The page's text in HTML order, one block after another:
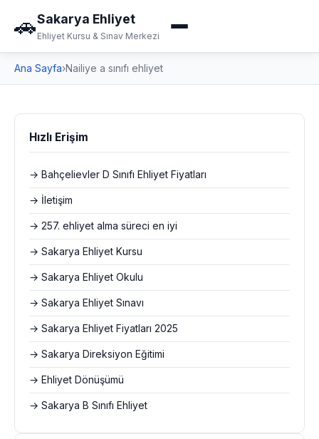
🚗Sakarya Ehliyet
Ehliyet Kursu & Sınav Merkezi
Ana Sayfa›Nailiye a sınıfı ehliyet
Hızlı Erişim
→ Bahçelievler D Sınıfı Ehliyet Fiyatları
→ İletişim
→ 257. ehliyet alma süreci en iyi
→ Sakarya Ehliyet Kursu
→ Sakarya Ehliyet Okulu
→ Sakarya Ehliyet Sınavı
→ Sakarya Ehliyet Fiyatları 2025
→ Sakarya Direksiyon Eğitimi
→ Ehliyet Dönüşümü
→ Sakarya B Sınıfı Ehliyet